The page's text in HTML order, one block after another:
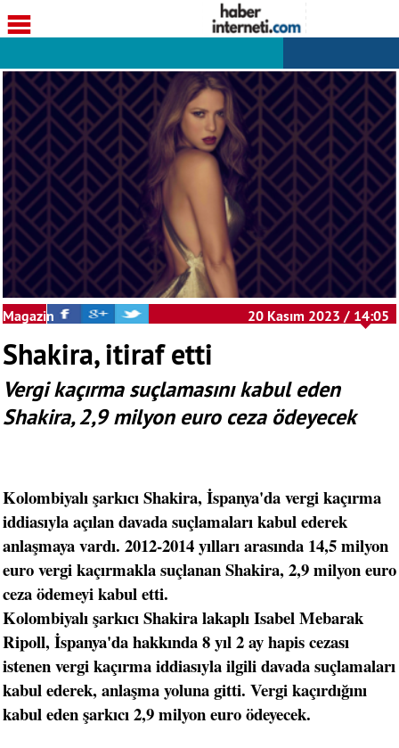
Magazin 20 Kasım 2023 / 14:05
Shakira, itiraf etti
Vergi kaçırma suçlamasını kabul eden
Shakira, 2,9 milyon euro ceza ödeyecek
Kolombiyalı şarkıcı Shakira, İspanya'da vergi kaçırma
iddiasıyla açılan davada suçlamaları kabul ederek
anlaşmaya vardı. 2012-2014 yılları arasında 14,5 milyon
euro vergi kaçırmakla suçlanan Shakira, 2,9 milyon euro
ceza ödemeyi kabul etti.
Kolombiyalı şarkıcı Shakira lakaplı Isabel Mebarak
Ripoll, İspanya'da hakkında 8 yıl 2 ay hapis cezası
istenen vergi kaçırma iddiasıyla ilgili davada suçlamaları
kabul ederek, anlaşma yoluna gitti. Vergi kaçırdığını
kabul eden şarkıcı 2,9 milyon euro ödeyecek.